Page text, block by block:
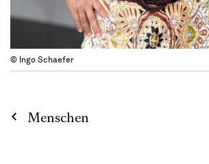
© Ingo Schaefer
Menschen